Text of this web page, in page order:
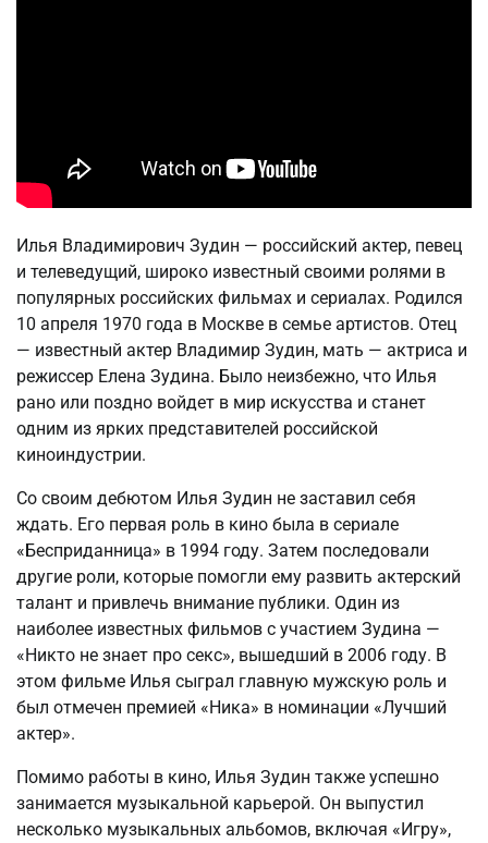
Илья Владимирович Зудин — российский актер, певец
и телеведущий, широко известный своими ролями в
популярных российских фильмах и сериалах. Родился
10 апреля 1970 года в Москве в семье артистов. Отец
— известный актер Владимир Зудин, мать — актриса и
режиссер Елена Зудина. Было неизбежно, что Илья
рано или поздно войдет в мир искусства и станет
одним из ярких представителей российской
киноиндустрии.
Со своим дебютом Илья Зудин не заставил себя
ждать. Его первая роль в кино была в сериале
«Бесприданница» в 1994 году. Затем последовали
другие роли, которые помогли ему развить актерский
талант и привлечь внимание публики. Один из
наиболее известных фильмов с участием Зудина —
«Никто не знает про секс», вышедший в 2006 году. В
этом фильме Илья сыграл главную мужскую роль и
был отмечен премией «Ника» в номинации «Лучший
актер».
Помимо работы в кино, Илья Зудин также успешно
занимается музыкальной карьерой. Он выпустил
несколько музыкальных альбомов, включая «Игру»,